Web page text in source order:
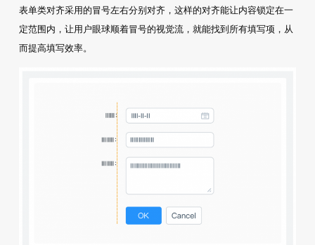
表单类对齐采用的冒号左右分别对齐，这样的对齐能让内容锁定在一
定范围内，让用户眼球顺着冒号的视觉流，就能找到所有填写项，从
而提高填写效率。